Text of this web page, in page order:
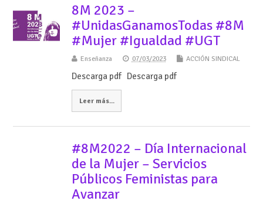
8M 2023 –
#UnidasGanamosTodas #8M
#Mujer #Igualdad #UGT
Enseñanza 07/03/2023 ACCIÓN SINDICAL
Descarga pdf Descarga pdf
Leer más...
#8M2022 – Día Internacional
de la Mujer – Servicios
Públicos Feministas para
Avanzar